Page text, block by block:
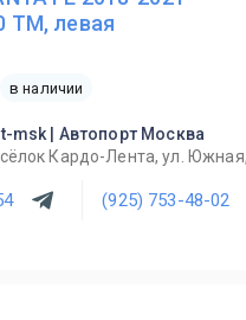
TM, левая
в наличии
msk | Автопорт Москва
Кардо-Лента, ул.
(925) 753-48-02